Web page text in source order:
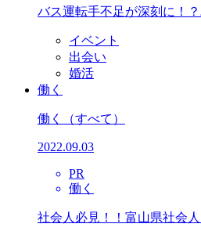
バス運転手不足が深刻に！
イベント
出会い
婚活
働く
働く （すべて）
2022.09.03
PR
働く
社会人必見！！富山県社会